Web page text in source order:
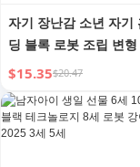
자기 장난감 소년 자기
딩 블록 로봇 조립 변형
학 어린이 2025 생일 선
$15.35$20.47